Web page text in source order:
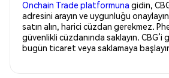
Onchain Trade platformuna gidin,
adresini arayın ve uygunluğu
satın alın, harici cüzdan gerekmez.
güvenlikli cüzdanında saklayın. CBG’i
bugün ticaret veya saklamaya